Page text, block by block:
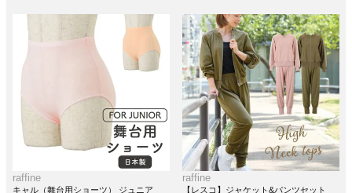
raffine
キャル（舞台用ショーツ） ジュニア
raffine
【レスコ】ジャケット&パンツセット